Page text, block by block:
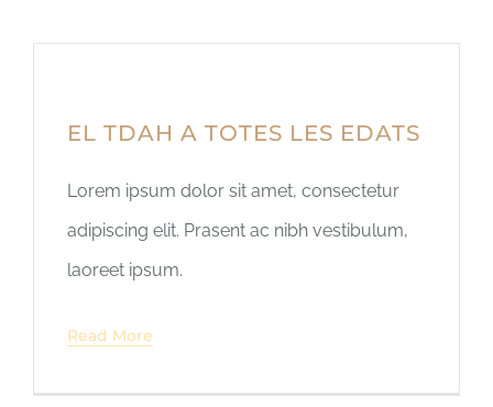
EL TDAH A TOTES LES EDATS
Lorem ipsum dolor sit amet, consectetur
adipiscing elit. Prasent ac nibh vestibulum,
laoreet ipsum.
Read More